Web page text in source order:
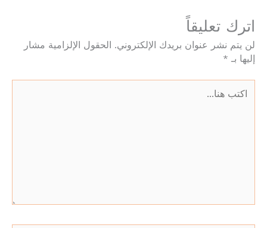
اترك تعليقاً
لن يتم نشر عنوان بريدك الإلكتروني.
الحقول الإلزامية مشار
إليها بـ *
هنا...